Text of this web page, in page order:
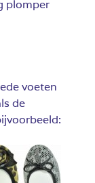
plomper
voeten
de